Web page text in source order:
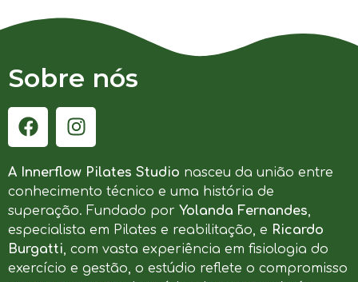
Sobre nós
A Innerflow Pilates Studio nasceu da união entre
conhecimento técnico e uma história de
superação. Fundado por Yolanda Fernandes,
especialista em Pilates e reabilitação, e Ricardo
Burgatti, com vasta experiência em fisiologia do
exercício e gestão, o estúdio reflete o compromisso